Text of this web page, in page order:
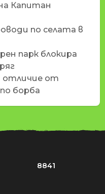
Капитан
по селата в
парк блокира
отличие от
борба
8841